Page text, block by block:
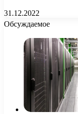
31.12.2022
Обсуждаемое